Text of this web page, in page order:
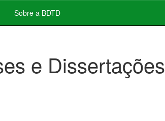
Sobre a BDTD
e Dissertações